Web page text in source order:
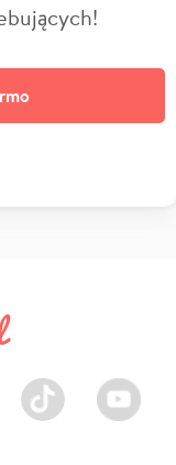
TikTok Youtube